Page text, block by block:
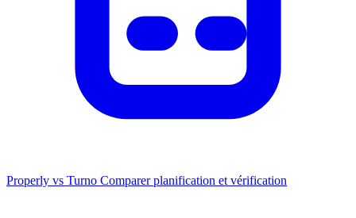
Properly vs Turno Comparer planification et vérification